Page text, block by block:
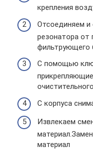
крепления
Отсоединяем и
резонатора от
фильтрующего
С помощью
С корпуса
Извлекаем
материал